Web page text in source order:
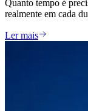
Quanto tempo é
realmente em cada
Ler mais